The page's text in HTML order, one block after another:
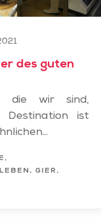
des guten
die wir sind,
Destination ist
GIER